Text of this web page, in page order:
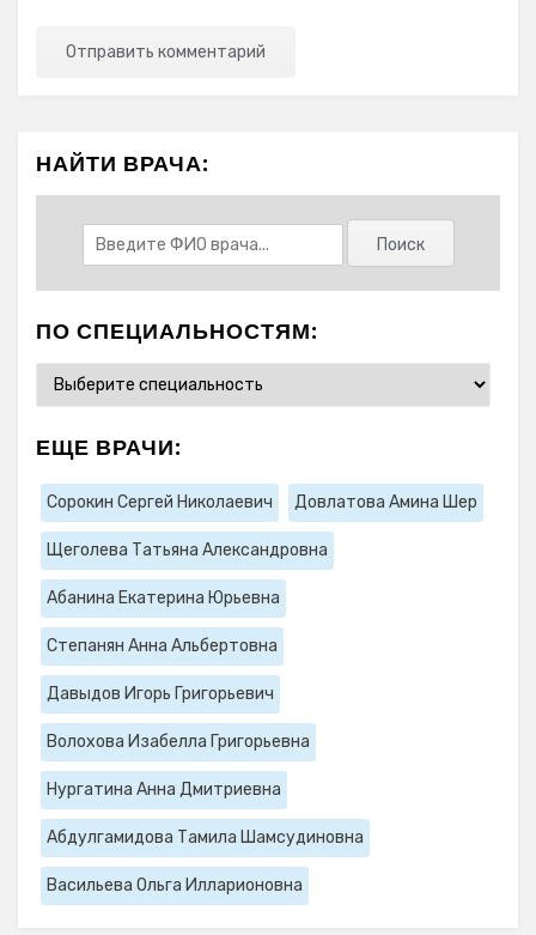
НАЙТИ ВРАЧА:
ПО СПЕЦИАЛЬНОСТЯМ:
ЕЩЕ ВРАЧИ:
Сорокин Сергей Николаевич Довлатова Амина Шер
Щеголева Татьяна Александровна
Абанина Екатерина Юрьевна
Степанян Анна Альбертовна
Давыдов Игорь Григорьевич
Волохова Изабелла Григорьевна
Нургатина Анна Дмитриевна
Абдулгамидова Тамила Шамсудиновна
Васильева Ольга Илларионовна